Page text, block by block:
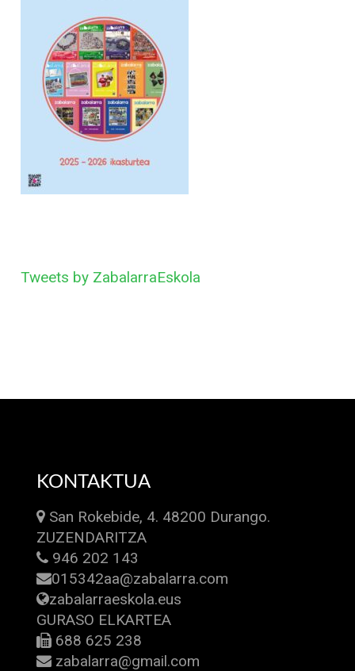
Tweets by ZabalarraEskola
KONTAKTUA
San Rokebide, 4. 48200 Durango.
ZUZENDARITZA
946 202 143
015342aa@zabalarra.com
zabalarraeskola.eus
GURASO ELKARTEA
688 625 238
zabalarra@gmail.com